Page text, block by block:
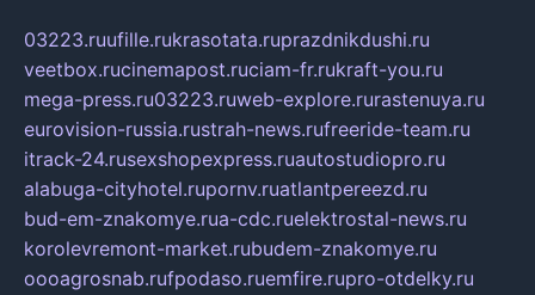
03223.ruufille.rukrasotata.ruprazdnikdushi.ru
veetbox.rucinemapost.ruciam-fr.rukraft-you.ru
mega-press.ru03223.ruweb-explore.rurastenuya.ru
eurovision-russia.rustrah-news.rufreeride-team.ru
itrack-24.rusexshopexpress.ruautostudiopro.ru
alabuga-cityhotel.rupornv.ruatlantpereezd.ru
bud-em-znakomye.rua-cdc.ruelektrostal-news.ru
korolevremont-market.rubudem-znakomye.ru
oooagrosnab.rufpodaso.ruemfire.rupro-otdelky.ru